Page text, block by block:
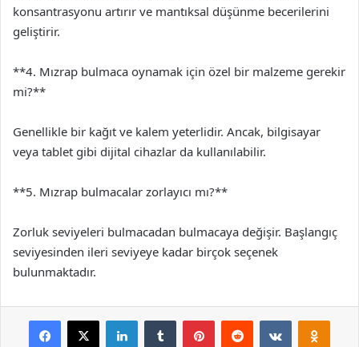
konsantrasyonu artırır ve mantıksal düşünme becerilerini
geliştirir.
**4. Mızrap bulmaca oynamak için özel bir malzeme gerekir
mi?**
Genellikle bir kağıt ve kalem yeterlidir. Ancak, bilgisayar
veya tablet gibi dijital cihazlar da kullanılabilir.
**5. Mızrap bulmacalar zorlayıcı mı?**
Zorluk seviyeleri bulmacadan bulmacaya değişir. Başlangıç
seviyesinden ileri seviyeye kadar birçok seçenek
bulunmaktadır.
Facebook
X LinkedInTumblr PinterestReddit VKontakte